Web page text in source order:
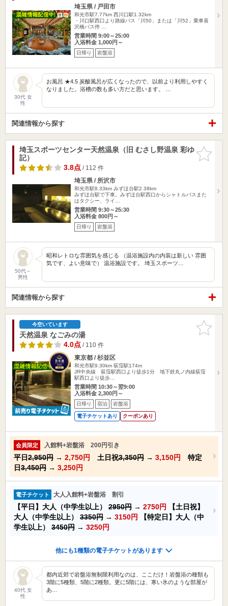
埼玉県 / 戸田市
和光市駅7.77km 西川口駅1.32km
・川口駅西口より路線バス「川50」または「川52」乗車喜
沢橋バス停 …
営業時間 9:00～25:00
入浴料金 1,000円～
日帰り 岩盤浴
30代 女
性
お風呂 ★4.5 炭酸風呂が広くなったので、以前より利用しやすく
なりました。浴槽の数も多い方だと思います。 …
関連情報から探す
お気に入
りに追加
埼玉スポーツセンター天然温泉（旧 むさし野温泉 彩ゆ
記）
3.8点/ 112 件
埼玉県 / 所沢市
和光市駅8.33km みずほ台駅2.38km
みずほ台駅で下車。みずほ台駅西口からシャトルバスまた
はタクシー、ライ…
営業時間 9:30～25:30
入浴料金 800円～
日帰り 岩盤浴
50代～
男性
昭和レトロな雰囲気を感じる （温浴施設内の内装は新しい 雰囲
気です、よい意味で） 温浴施設です。 埼玉スポーツ…
関連情報から探す
お気に入
りに追加
今空いています
天然温泉 なごみの湯
4.0点/ 110 件
東京都 / 杉並区
和光市駅9.30km 荻窪駅174m
JR中央線 荻窪駅西口より徒歩1分 地下鉄丸ノ内線荻窪
駅西口より徒歩…
営業時間 10:30～翌9:00
入浴料金 2,300円～
日帰り 宿泊 岩盤浴
電子チケットあり クーポンあり
会員限定 入館料+岩盤浴 200円引き
平日2,950円 → 2,750円 土日祝3,350円 → 3,150円
特定
日3,450円 → 3,250円
電子チケット 大人入館料+岩盤浴 割引
【平日】大人（中学生以上） 2950円 → 2750円
【土日祝】
大人（中学生以上） 3350円 → 3150円
【特定日】大人（中
学生以上） 3450円 → 3250円
他にも1種類の電子チケットがあります
40代 女
性
都内近郊で岩盤浴無制限利用なのは、ここだけ！岩盤浴の種類も
3階に5種類、5階に2種類。更に5階には、寒い氷のような部屋が
あ…